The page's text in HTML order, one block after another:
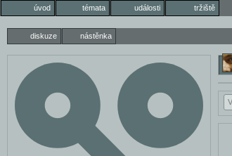
úvod témata události tržiště
diskuze nástěnka